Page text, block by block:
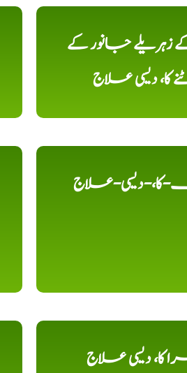
زہریلے جانور کے
کا، دیسی علاج
کا،-دیسی-علاج
کا، دیسی علاج